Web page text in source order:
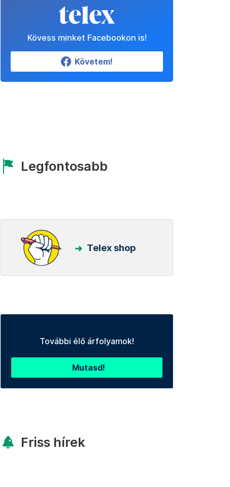
Kövess minket Facebookon is!
Követem!
Legfontosabb
Telex shop
További élő árfolyamok!
Mutasd!
Friss hírek